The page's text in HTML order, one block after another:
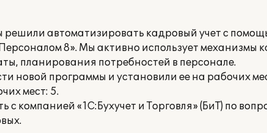
автоматизировать кадровый учет с
8». Мы активно использует механизмы
планирования потребностей в персонале.
новой программы и установили ее на рабочих
мест: 5.
компанией «1С:Бухучет и Торговля» (БиТ) по